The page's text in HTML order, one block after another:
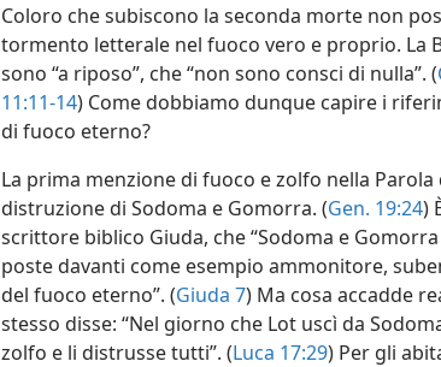
Coloro che subiscono la seconda morte non
tormento letterale nel fuoco vero e proprio. La
sono “a riposo”, che “non sono consci di nulla”. (
11:11-14) Come dobbiamo dunque capire i
di fuoco eterno?
La prima menzione di fuoco e zolfo nella Parola
distruzione di Sodoma e Gomorra. (Gen. 19:24)
scrittore biblico Giuda, che “Sodoma e Gomorra
poste davanti come esempio ammonitore,
del fuoco eterno”. (Giuda 7) Ma cosa accadde
stesso disse: “Nel giorno che Lot uscì da
zolfo e li distrussetutti”. (Luca 17:29) Per gli